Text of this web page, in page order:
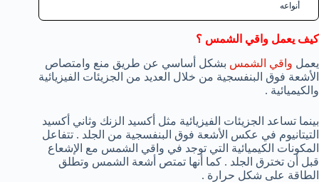
أنواعه
كيف يعمل واقي الشمس ؟
يعمل واقي الشمس بشكل أساسي عن طريق منع وامتصاص
الأشعة فوق البنفسجية من خلال العديد من الجزيئات الفيزيائية
والكيميائية .
بينما تساعد الجزيئات الفيزيائية مثل أكسيد الزنك وثاني أكسيد
التيتانيوم في عكس الأشعة فوق البنفسجية من الجلد . تتفاعل
المكونات الكيميائية التي توجد في واقي الشمس مع الإشعاع
قبل أن تخترق الجلد . كما أنها تمتص أشعة الشمس وتطلق
الطاقة على شكل حرارة .